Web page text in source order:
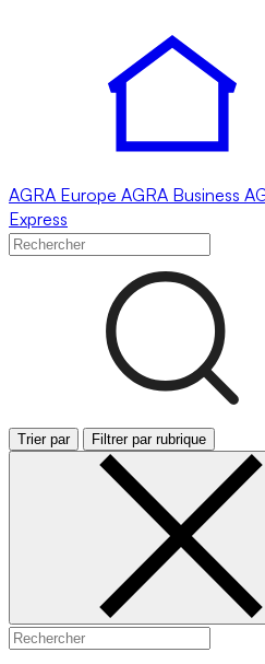
AGRA Europe AGRA Business
Express
Trier par Filtrer par rubrique